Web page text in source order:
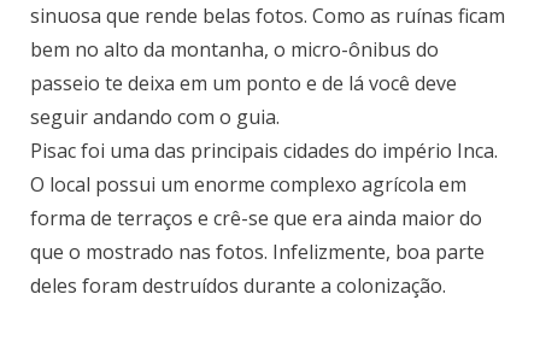
sinuosa que rende belas fotos. Como as ruínas ficam
bem no alto da montanha, o micro-ônibus do
passeio te deixa em um ponto e de lá você deve
seguir andando com o guia.
Pisac foi uma das principais cidades do império Inca.
O local possui um enorme complexo agrícola em
forma de terraços e crê-se que era ainda maior do
que o mostrado nas fotos. Infelizmente, boa parte
deles foram destruídos durante a colonização.